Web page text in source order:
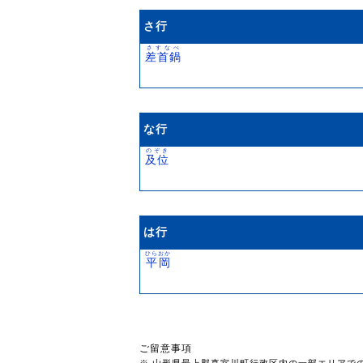
さ行
差首鍋
さすなべ
な行
及位
のぞき
は行
平岡
ひらおか
ご留意事項